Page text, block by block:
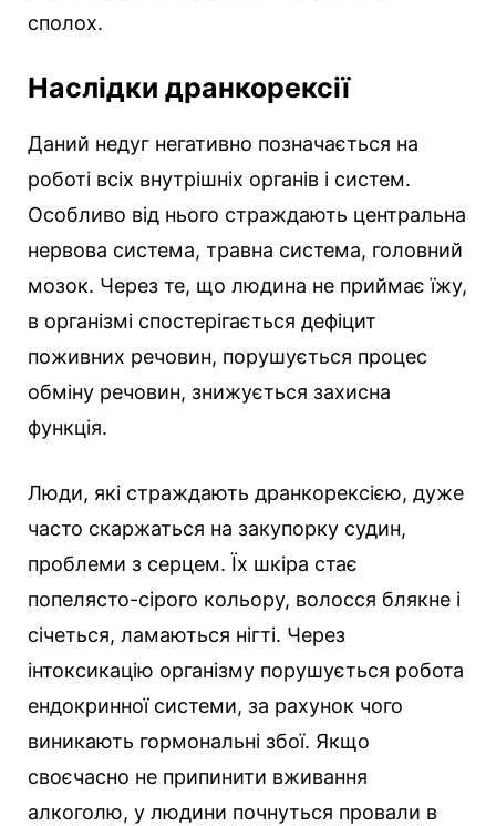
сполох.
Наслідки дранкорексії
Даний недуг негативно позначається на
роботі всіх внутрішніх органів і систем.
Особливо від нього страждають центральна
нервова система, травна система, головний
мозок. Через те, що людина не приймає їжу,
в організмі спостерігається дефіцит
поживних речовин, порушується процес
обміну речовин, знижується захисна
функція.
Люди, які страждають дранкорексією, дуже
часто скаржаться на закупорку судин,
проблеми з серцем. Їх шкіра стає
попелясто-сірого кольору, волосся блякне і
січеться, ламаються нігті. Через
інтоксикацію організму порушується робота
ендокринної системи, за рахунок чого
виникають гормональні збої. Якщо
своєчасно не припинити вживання
алкоголю, у людини почнуться провали в